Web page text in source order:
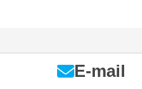
E-mail